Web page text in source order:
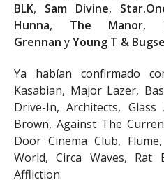
BLK, Sam Divine,
Hunna, The Manor,
Grennan yYoung T &
Ya habían confirmado
Kasabian, Major Lazer,
Drive-In, Architects,
Brown, Against The
Door Cinema Club,
World, Circa Waves,
Affliction.